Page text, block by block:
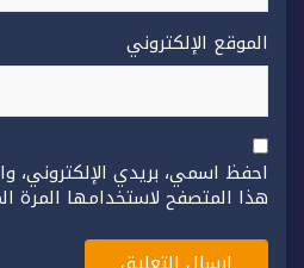
الموقع الإلكتروني
احفظ اسمي، بريدي الإلكتروني،
هذا المتصفح لاستخدامها المرة